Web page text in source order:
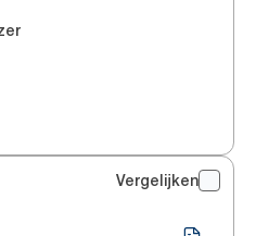
Vergelijken